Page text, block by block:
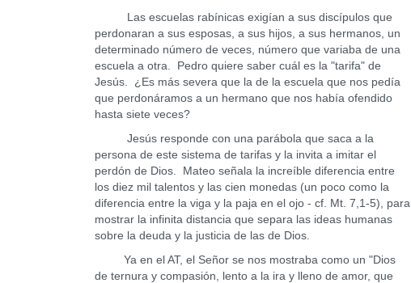
Las escuelas rabínicas exigían a sus discípulos que
perdonaran a sus esposas, a sus hijos, a sus hermanos, un
determinado número de veces, número que variaba de una
escuela a otra. Pedro quiere saber cuál es la "tarifa" de
Jesús. ¿Es más severa que la de la escuela que nos pedía
que perdonáramos a un hermano que nos había ofendido
hasta siete veces?
Jesús responde con una parábola que saca a la
persona de este sistema de tarifas y la invita a imitar el
perdón de Dios. Mateo señala la increíble diferencia entre
los diez mil talentos y las cien monedas (un poco como la
diferencia entre la viga y la paja en el ojo - cf. Mt. 7,1-5), para
mostrar la infinita distancia que separa las ideas humanas
sobre la deuda y la justicia de las de Dios.
Ya en el AT, el Señor se nos mostraba como un "Dios
de ternura y compasión, lento a la ira y lleno de amor, que